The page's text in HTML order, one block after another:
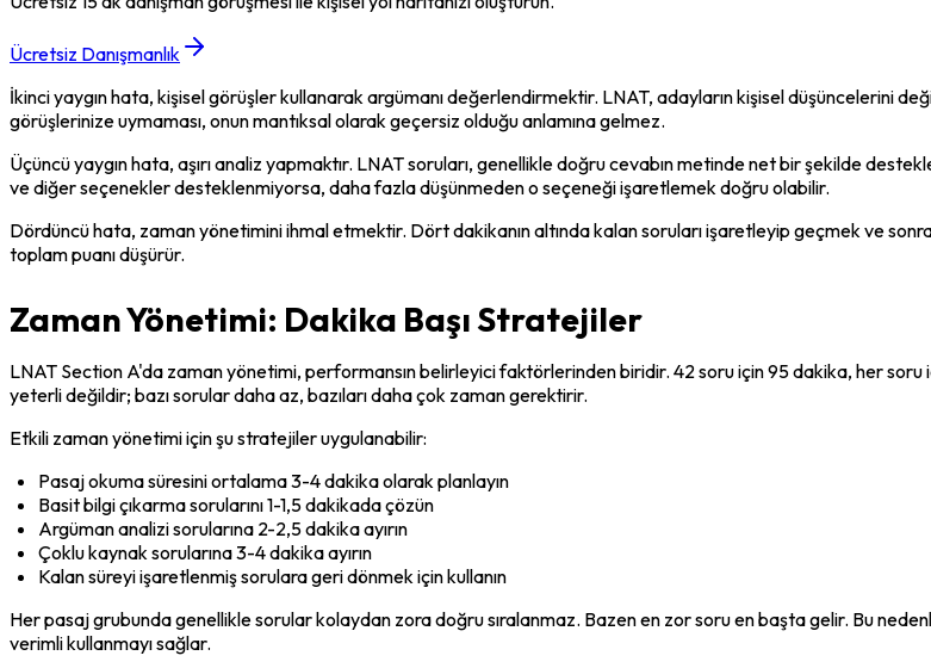
Ücretsiz Danışmanlık
İkinci yaygın hata, kişisel görüşler kullanarak argümanı değerlendirmektir. LNAT, adayların kişisel düşüncelerini
görüşlerinize uymaması, onun mantıksal olarak geçersiz olduğu anlamına gelmez.
Üçüncü yaygın hata, aşırı analiz yapmaktır. LNAT soruları, genellikle doğru cevabın metinde net bir şekilde
ve diğer seçenekler desteklenmiyorsa, daha fazla düşünmeden o seçeneği işaretlemek doğru olabilir.
Dördüncü hata, zaman yönetimini ihmal etmektir. Dört dakikanın altında kalan soruları işaretleyip geçmek ve
toplam puanı düşürür.
Zaman Yönetimi: Dakika Başı Stratejiler
LNAT Section A'da zaman yönetimi, performansın belirleyici faktörlerinden biridir. 42 soru için 95 dakika, her soru
yeterli değildir; bazı sorular daha az, bazıları daha çok zaman gerektirir.
Etkili zaman yönetimi için şu stratejiler uygulanabilir:
Pasaj okuma süresini ortalama 3-4 dakika olarak planlayın
Basit bilgi çıkarma sorularını 1-1,5 dakikada çözün
Argüman analizi sorularına 2-2,5 dakika ayırın
Çoklu kaynak sorularına 3-4 dakika ayırın
Kalan süreyi işaretlenmiş sorulara geri dönmek için kullanın
Her pasaj grubunda genellikle sorular kolaydan zora doğru sıralanmaz. Bazen en zor soru en başta gelir. Bu
verimli kullanmayı sağlar.